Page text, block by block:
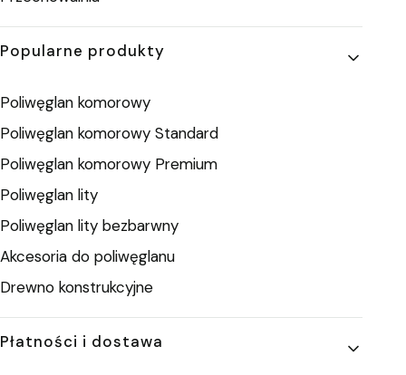
Popularne produkty
Poliwęglan komorowy
Poliwęglan komorowy Standard
Poliwęglan komorowy Premium
Poliwęglan lity
Poliwęglan lity bezbarwny
Akcesoria do poliwęglanu
Drewno konstrukcyjne
Płatności i dostawa